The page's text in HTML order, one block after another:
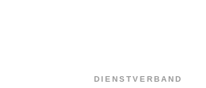
DIENSTVERBAND